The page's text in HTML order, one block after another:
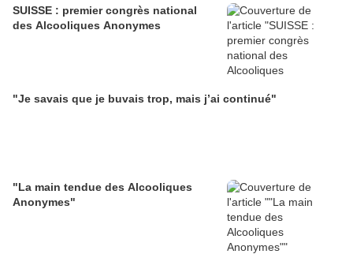
SUISSE : premier congrès national
des Alcooliques Anonymes
"Je savais que je buvais trop, mais j’ai continué"
"La main tendue des Alcooliques
Anonymes"